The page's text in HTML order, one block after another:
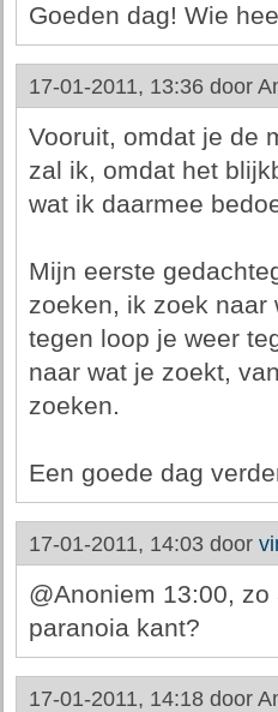
Goeden dag! Wie
17-01-2011, 13:36 door
Vooruit, omdat je de
zal ik, omdat het
wat ik daarmee
Mijn eerste
zoeken, ik zoek naar
tegen loop je weer
naar wat je zoekt,
zoeken.
Een goede dag
17-01-2011, 14:03 door
@Anoniem 13:00,
paranoia kant?
17-01-2011, 14:18 door